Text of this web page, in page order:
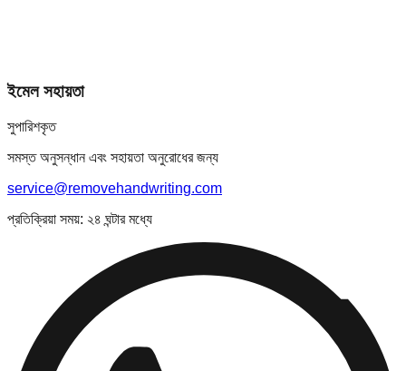
ইমেল সহায়তা
সুপারিশকৃত
সমস্ত অনুসন্ধান এবং সহায়তা অনুরোধের জন্য
service@removehandwriting.com
প্রতিক্রিয়া সময়: ২৪ ঘন্টার মধ্যে